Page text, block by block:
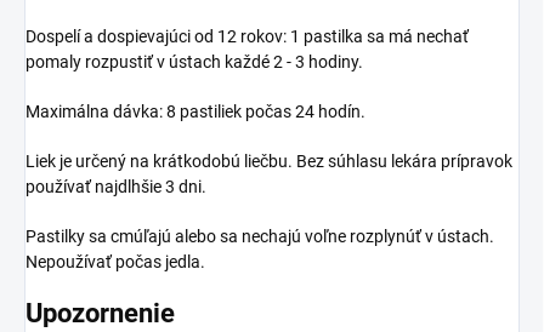
Dospelí a dospievajúci od 12 rokov: 1 pastilka sa má nechať
pomaly rozpustiť v ústach každé 2 - 3 hodiny.
Maximálna dávka: 8 pastiliek počas 24 hodín.
Liek je určený na krátkodobú liečbu. Bez súhlasu lekára prípravok
používať najdlhšie 3 dni.
Pastilky sa cmúľajú alebo sa nechajú voľne rozplynúť v ústach.
Nepoužívať počas jedla.
Upozornenie